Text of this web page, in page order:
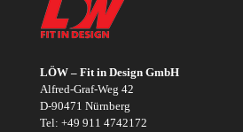
LÖW – Fit in Design GmbH
Alfred-Graf-Weg 42
D-90471 Nürnberg
Tel: +49 911 4742172